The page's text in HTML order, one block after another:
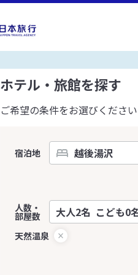
ホテル・旅館を探す
ご希望の条件をお選びください
宿泊地
人数・
部屋数
天然温泉